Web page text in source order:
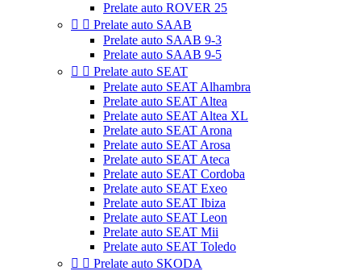
Prelate auto ROVER 25
  Prelate auto SAAB
Prelate auto SAAB 9-3
Prelate auto SAAB 9-5
  Prelate auto SEAT
Prelate auto SEAT Alhambra
Prelate auto SEAT Altea
Prelate auto SEAT Altea XL
Prelate auto SEAT Arona
Prelate auto SEAT Arosa
Prelate auto SEAT Ateca
Prelate auto SEAT Cordoba
Prelate auto SEAT Exeo
Prelate auto SEAT Ibiza
Prelate auto SEAT Leon
Prelate auto SEAT Mii
Prelate auto SEAT Toledo
  Prelate auto SKODA